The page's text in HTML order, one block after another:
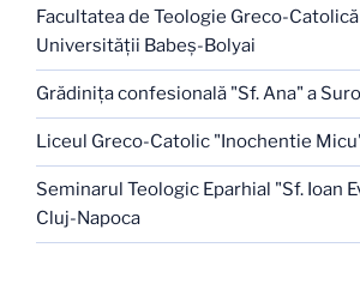
Facultatea de Teologie Greco-Catolică
Universităţii Babeş-Bolyai
Grădiniţa confesională "Sf. Ana" a
Liceul Greco-Catolic "Inochentie
Seminarul Teologic Eparhial "Sf. Ioan
Cluj-Napoca